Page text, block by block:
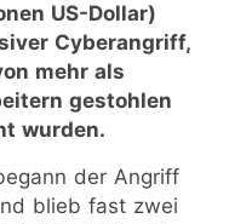
US-Dollar)
Cyberangriff,
mehr als
gestohlen
wurden.
der Angriff
blieb fast zwei